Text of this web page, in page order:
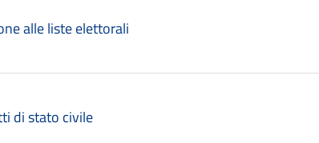
alle liste elettorali
di stato civile